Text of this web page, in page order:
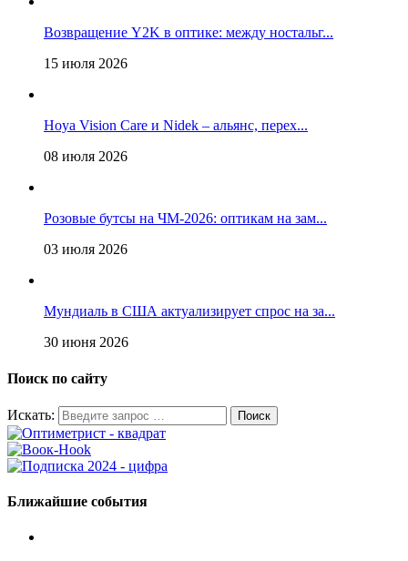
Возвращение Y2K в оптике: между ностальг...
15 июля 2026
Hoya Vision Care и Nidek – альянс, перех...
08 июля 2026
Розовые бутсы на ЧМ-2026: оптикам на зам...
03 июля 2026
Мундиаль в США актуализирует спрос на за...
30 июня 2026
Поиск по сайту
Искать:
Ближайшие события